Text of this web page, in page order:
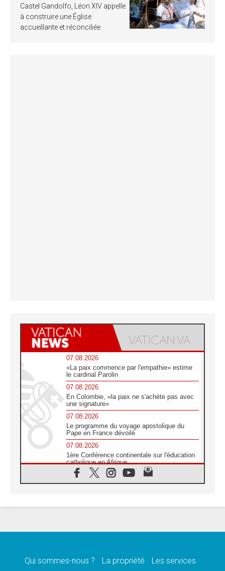
Castel Gandolfo, Léon XIV appelle
à construire une Église
accueillante et réconciliée
07.08.2026
«La paix commence par l'empathie» estime
le cardinal Parolin
07.08.2026
En Colombie, «la paix ne s'achète pas avec
une signature»
07.08.2026
Le programme du voyage apostolique du
Pape en France dévoilé
07.08.2026
1ère Conférence continentale sur l'éducation
catholique en Afrique
07.08.2026
Un logo symbolique pour la venue du Pape
07.08.2026
Qui sommes-nous ? La propriété Les services